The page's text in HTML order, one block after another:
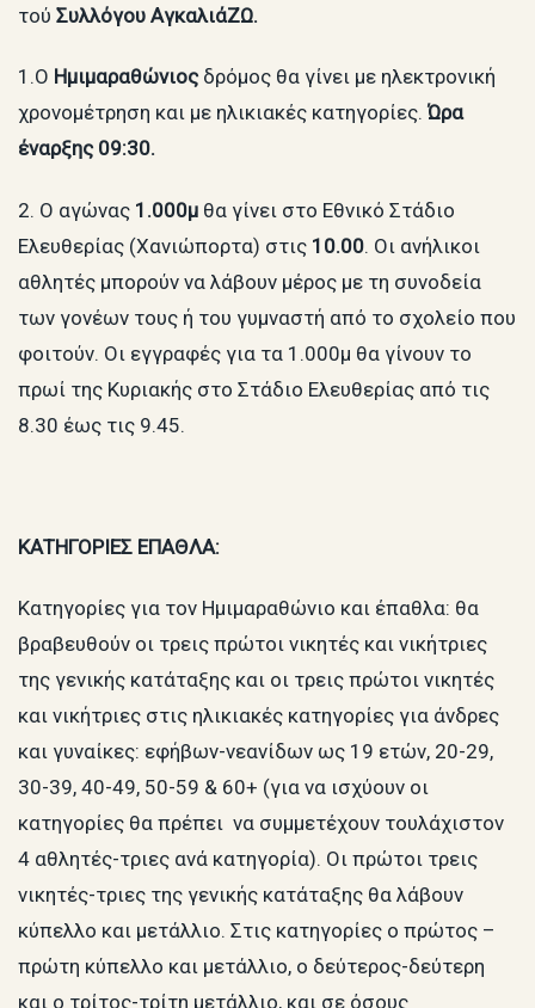
τού Συλλόγου ΑγκαλιάΖΩ.
1.Ο Ημιμαραθώνιοςδρόμος θα γίνει με ηλεκτρονική
χρονομέτρηση και με ηλικιακές κατηγορίες.Ώρα
έναρξης 09:30.
2. Ο αγώνας 1.000μ θα γίνει στο Εθνικό Στάδιο
Ελευθερίας (Χανιώπορτα) στις 10.00. Οι ανήλικοι
αθλητές μπορούν να λάβουν μέρος με τη συνοδεία
των γονέων τους ή του γυμναστή από το σχολείο που
φοιτούν. Οι εγγραφές για τα 1.000μ θα γίνουν το
πρωί της Κυριακής στο Στάδιο Ελευθερίας από τις
8.30 έως τις 9.45.
ΚΑΤΗΓΟΡΙΕΣ ΕΠΑΘΛΑ:
Κατηγορίες για τον Ημιμαραθώνιο και έπαθλα: θα
βραβευθούν οι τρεις πρώτοι νικητές και νικήτριες
της γενικής κατάταξης και οι τρεις πρώτοι νικητές
και νικήτριες στις ηλικιακές κατηγορίες για άνδρες
και γυναίκες: εφήβων-νεανίδων ως 19 ετών, 20-29,
30-39, 40-49, 50-59 & 60+ (για να ισχύουν οι
κατηγορίες θα πρέπει να συμμετέχουν τουλάχιστον
4 αθλητές-τριες ανά κατηγορία). Οι πρώτοι τρεις
νικητές-τριες της γενικής κατάταξης θα λάβουν
κύπελλο και μετάλλιο. Στις κατηγορίες ο πρώτος –
πρώτη κύπελλο και μετάλλιο, ο δεύτερος-δεύτερη
και ο τρίτος-τρίτη μετάλλιο, και σε όσους